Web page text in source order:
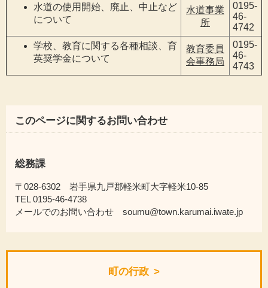
水道の使用開始、廃止、中止など
について
水道事業
所
0195-
46-
4742
学校、教育に関する各種相談、育
英奨学金について
教育委員
会事務局
0195-
46-
4743
このページに関するお問い合わせ
総務課
〒028-6302 岩手県九戸郡軽米町大字軽米10-85
TEL 0195-46-4738
メールでのお問い合わせ soumu@town.karumai.iwate.jp
町の行政